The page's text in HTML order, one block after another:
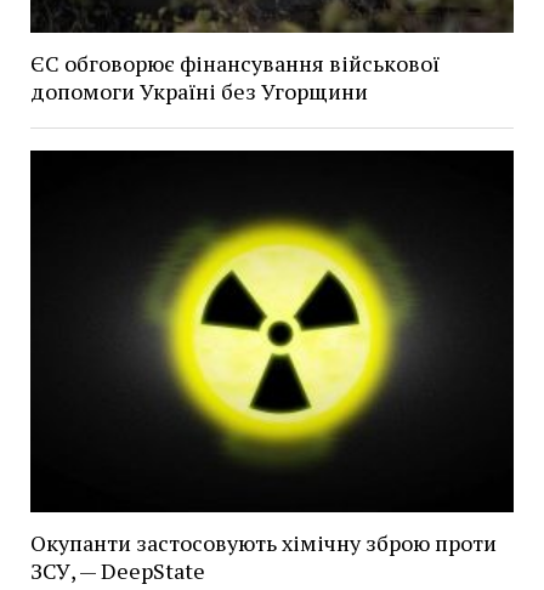
ЄС обговорює фінансування військової
допомоги Україні без Угорщини
Окупанти застосовують хімічну зброю проти
ЗСУ, — DeepState